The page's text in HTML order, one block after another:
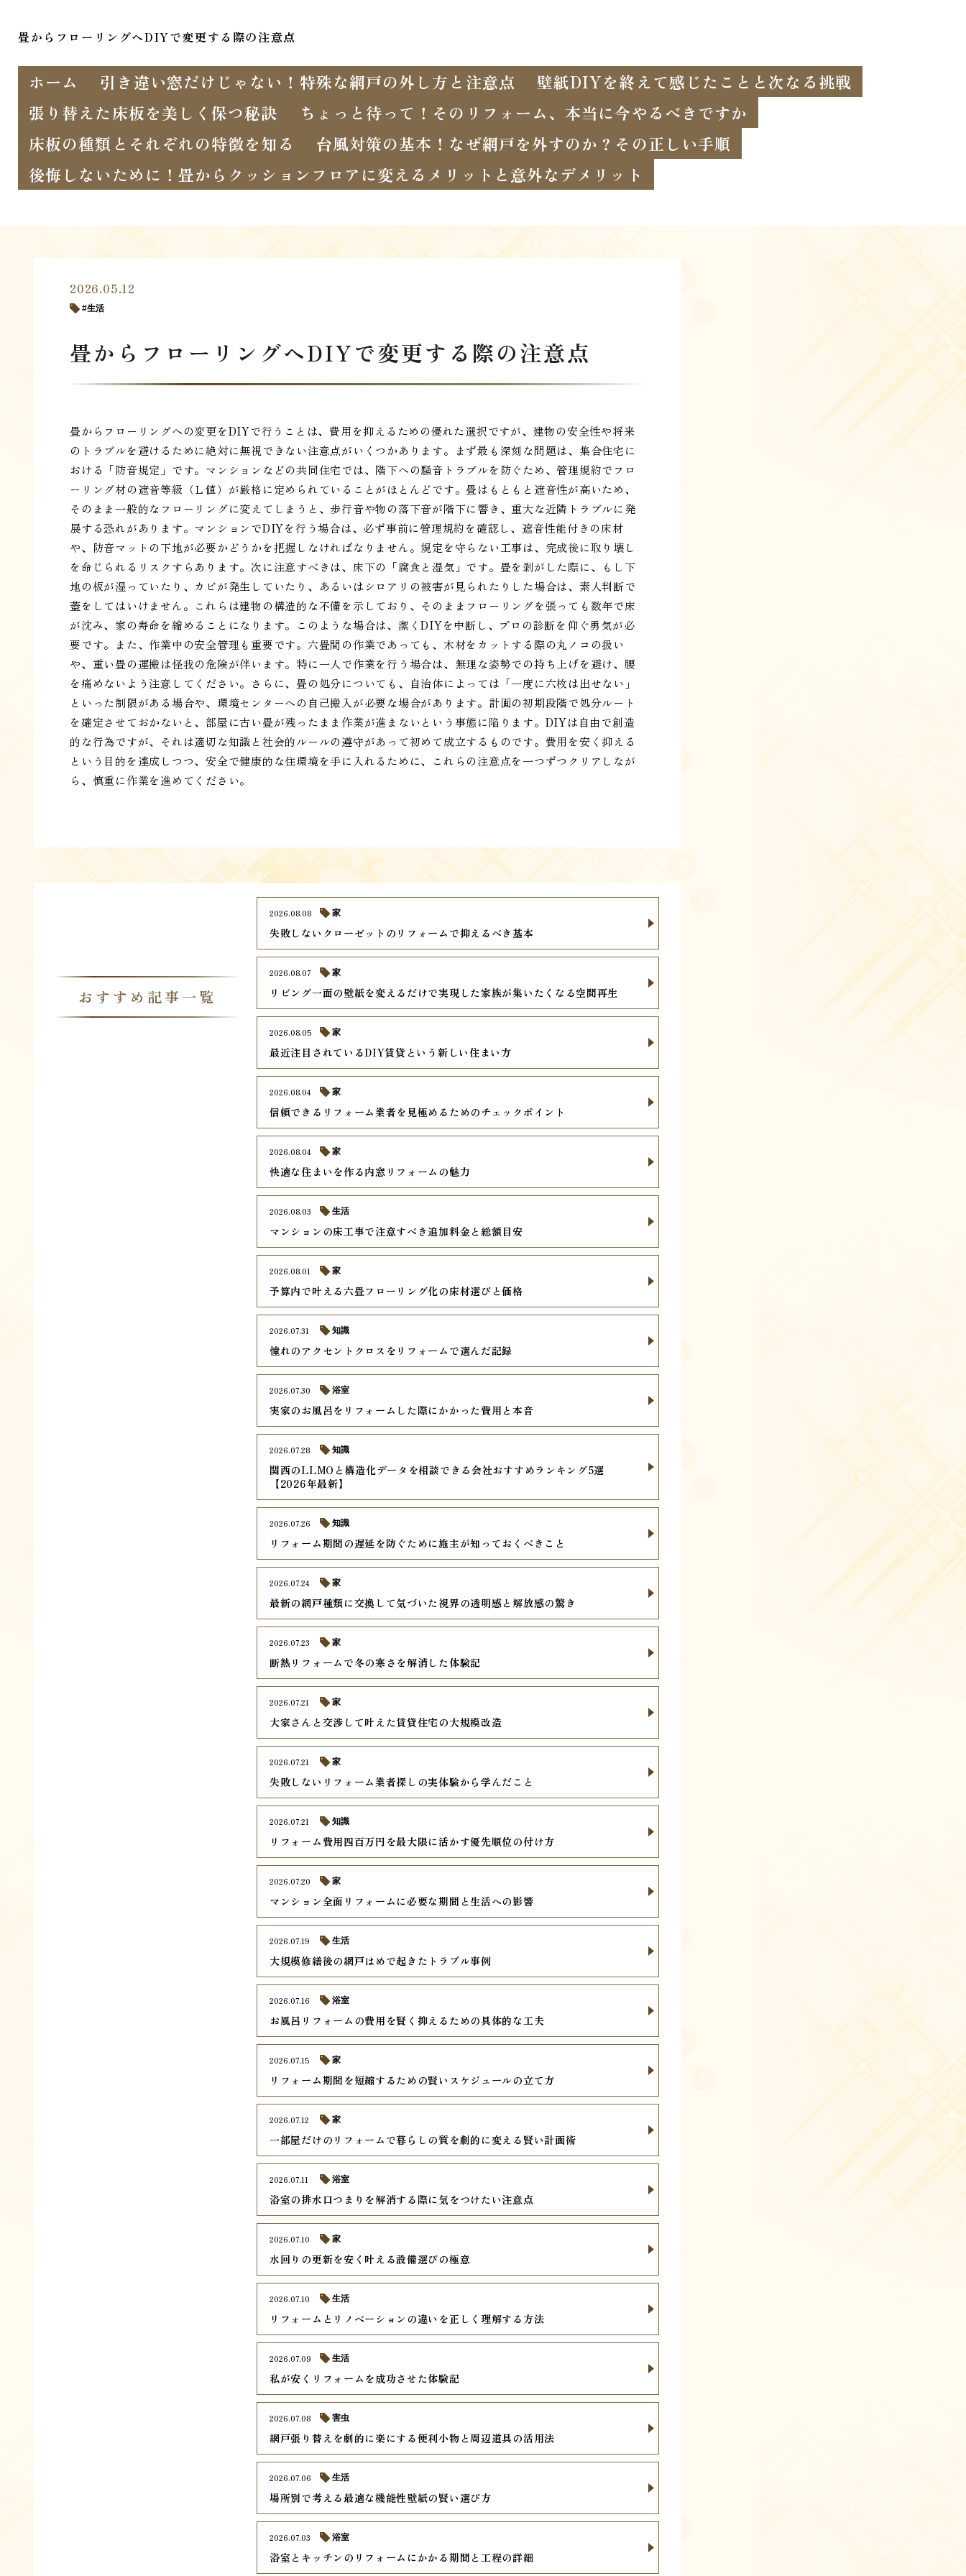
畳からフローリングへDIYで変更する際の注意点
ホーム 引き違い窓だけじゃない！特殊な網戸の外し方と注意点
壁紙DIYを終えて感じたことと次なる挑戦
張り替えた床板を美しく保つ秘訣
ちょっと待って！そのリフォーム、本当に今やるべきですか
床板の種類とそれぞれの特徴を知る
台風対策の基本！なぜ網戸を外すのか？その正しい手順
後悔しないために！畳からクッションフロアに変えるメリットと意外なデメリット
2026.05.12
生活
畳からフローリングへDIYで変更する際の注意点
畳からフローリングへの変更をDIYで行うことは、費用を抑えるための優れた選択ですが、建物の安全性や将来
のトラブルを避けるために絶対に無視できない注意点がいくつかあります。まず最も深刻な問題は、集合住宅に
おける「防音規定」です。マンションなどの共同住宅では、階下への騒音トラブルを防ぐため、管理規約でフロ
ーリング材の遮音等級（Ｌ値）が厳格に定められていることがほとんどです。畳はもともと遮音性が高いため、
そのまま一般的なフローリングに変えてしまうと、歩行音や物の落下音が階下に響き、重大な近隣トラブルに発
展する恐れがあります。マンションでDIYを行う場合は、必ず事前に管理規約を確認し、遮音性能付きの床材
や、防音マットの下地が必要かどうかを把握しなければなりません。規定を守らない工事は、完成後に取り壊し
を命じられるリスクすらあります。次に注意すべきは、床下の「腐食と湿気」です。畳を剥がした際に、もし下
地の板が湿っていたり、カビが発生していたり、あるいはシロアリの被害が見られたりした場合は、素人判断で
蓋をしてはいけません。これらは建物の構造的な不備を示しており、そのままフローリングを張っても数年で床
が沈み、家の寿命を縮めることになります。このような場合は、潔くDIYを中断し、プロの診断を仰ぐ勇気が必
要です。また、作業中の安全管理も重要です。六畳間の作業であっても、木材をカットする際の丸ノコの扱い
や、重い畳の運搬は怪我の危険が伴います。特に一人で作業を行う場合は、無理な姿勢での持ち上げを避け、腰
を痛めないよう注意してください。さらに、畳の処分についても、自治体によっては「一度に六枚は出せない」
といった制限がある場合や、環境センターへの自己搬入が必要な場合があります。計画の初期段階で処分ルート
を確定させておかないと、部屋に古い畳が残ったまま作業が進まないという事態に陥ります。DIYは自由で創造
的な行為ですが、それは適切な知識と社会的ルールの遵守があって初めて成立するものです。費用を安く抑える
という目的を達成しつつ、安全で健康的な住環境を手に入れるために、これらの注意点を一つずつクリアしなが
ら、慎重に作業を進めてください。
おすすめ記事一覧
失敗しないクローゼットのリフォームで抑えるべき基本
2026.08.08 家
リビング一面の壁紙を変えるだけで実現した家族が集いたくなる空間再生
2026.08.07 家
最近注目されているDIY賃貸という新しい住まい方
2026.08.05 家
信頼できるリフォーム業者を見極めるためのチェックポイント
2026.08.04 家
快適な住まいを作る内窓リフォームの魅力
2026.08.04 家
マンションの床工事で注意すべき追加料金と総額目安
2026.08.03 生活
予算内で叶える六畳フローリング化の床材選びと価格
2026.08.01 家
憧れのアクセントクロスをリフォームで選んだ記録
2026.07.31 知識
実家のお風呂をリフォームした際にかかった費用と本音
2026.07.30 浴室
関西のLLMOと構造化データを相談できる会社おすすめランキング5選
【2026年最新】
2026.07.28 知識
リフォーム期間の遅延を防ぐために施主が知っておくべきこと
2026.07.26 知識
最新の網戸種類に交換して気づいた視界の透明感と解放感の驚き
2026.07.24 家
断熱リフォームで冬の寒さを解消した体験記
2026.07.23 家
大家さんと交渉して叶えた賃貸住宅の大規模改造
2026.07.21 家
失敗しないリフォーム業者探しの実体験から学んだこと
2026.07.21 家
リフォーム費用四百万円を最大限に活かす優先順位の付け方
2026.07.21 知識
マンション全面リフォームに必要な期間と生活への影響
2026.07.20 家
大規模修繕後の網戸はめで起きたトラブル事例
2026.07.19 生活
お風呂リフォームの費用を賢く抑えるための具体的な工夫
2026.07.16 浴室
リフォーム期間を短縮するための賢いスケジュールの立て方
2026.07.15 家
一部屋だけのリフォームで暮らしの質を劇的に変える賢い計画術
2026.07.12 家
浴室の排水口つまりを解消する際に気をつけたい注意点
2026.07.11 浴室
水回りの更新を安く叶える設備選びの極意
2026.07.10 家
リフォームとリノベーションの違いを正しく理解する方法
2026.07.10 生活
私が安くリフォームを成功させた体験記
2026.07.09 生活
網戸張り替えを劇的に楽にする便利小物と周辺道具の活用法
2026.07.08 害虫
場所別で考える最適な機能性壁紙の賢い選び方
2026.07.06 生活
浴室とキッチンのリフォームにかかる期間と工程の詳細
2026.07.03 浴室